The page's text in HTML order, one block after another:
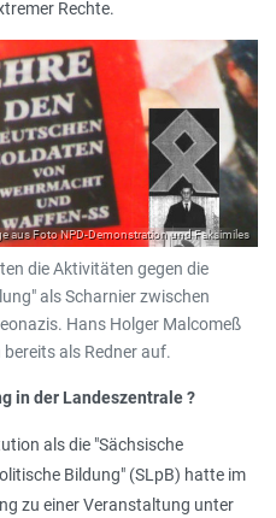
Rechte.
aus Foto NPD-Demonstration und Faksimiles
die Aktivitäten gegen die
als Scharnier zwischen
Hans Holger Malcomeß
als Redner auf.
in der Landeszentrale ?
als die "Sächsische
Bildung" (SLpB) hatte im
zu einer Veranstaltung unter